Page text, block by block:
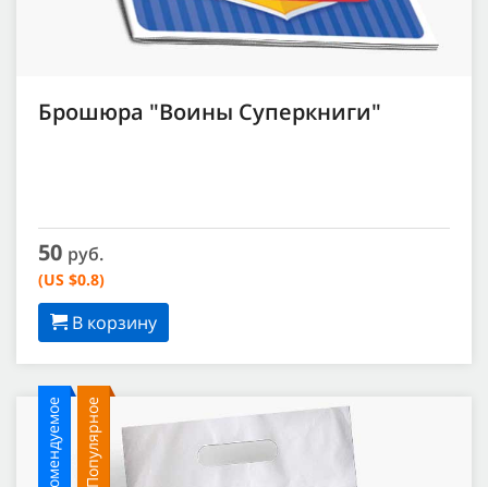
Брошюра "Воины Суперкниги"
50 руб.
(US $0.8)
В корзину
Рекомендуемое Популярное